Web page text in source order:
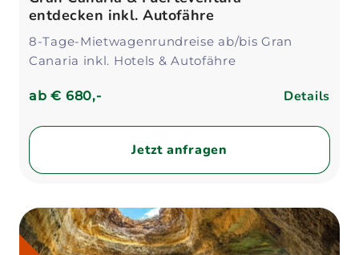
entdecken inkl. Autofähre
8-Tage-Mietwagenrundreise ab/bis Gran
Canaria inkl. Hotels & Autofähre
ab€ 680,- Details
Jetzt anfragen